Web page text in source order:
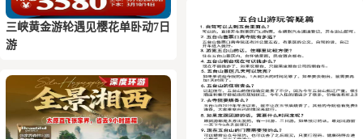
三峡黄金游轮遇见樱花单卧动7日
游